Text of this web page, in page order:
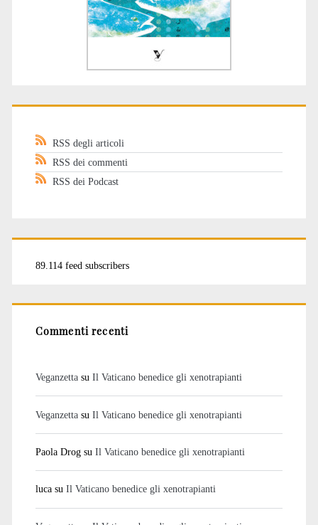
RSS degli articoli
RSS dei commenti
RSS dei Podcast
89.114 feed subscribers
Commenti recenti
Veganzettasu Il Vaticano benedice gli xenotrapianti
Veganzettasu Il Vaticano benedice gli xenotrapianti
Paola Drogsu Il Vaticano benedice gli xenotrapianti
lucasu Il Vaticano benedice gli xenotrapianti